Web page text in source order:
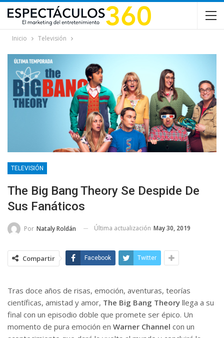
Inicio Televisión
TELEVISIÓN
The Big Bang Theory Se Despide De
Sus Fanáticos
Por Nataly Roldán Última actualización May 30, 2019
Compartir Facebook Twitter
Tras doce años de risas, emoción, aventuras, teorías
científicas, amistad y amor, The Big Bang Theory llega a su
final con un episodio doble que promete ser épico. Un
momento de pura emoción en Warner Channel con un